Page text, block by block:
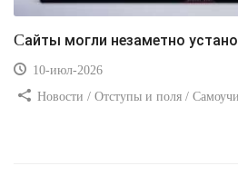
Сайты могли незаметно
10-июл-2026
Новости / Отступы и поля /